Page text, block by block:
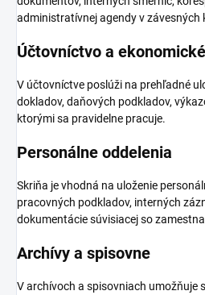
administratívnej agendy v závesných
Účtovníctvo a
V účtovníctve poslúži na prehľadné
dokladov, daňových podkladov,
ktorými sa pravidelne pracuje.
Personálne oddelenia
Skriňa je vhodná na uloženie
pracovných podkladov, interných
dokumentácie súvisiacej so
Archívy a spisovne
V archívoch a spisovniach umožňuje